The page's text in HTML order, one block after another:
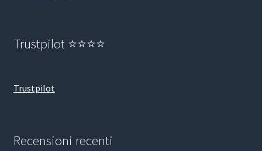
Trustpilot ⭐⭐⭐⭐
Trustpilot
Recensioni recenti